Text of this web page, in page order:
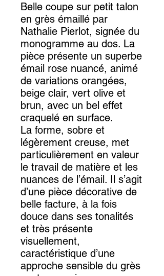
Belle coupe sur petit talon
en grès émaillé par
Nathalie Pierlot, signée du
monogramme au dos. La
pièce présente un superbe
émail rose nuancé, animé
de variations orangées,
beige clair, vert olive et
brun, avec un bel effet
craquelé en surface.
La forme, sobre et
légèrement creuse, met
particulièrement en valeur
le travail de matière et les
nuances de l’émail. Il s’agit
d’une pièce décorative de
belle facture, à la fois
douce dans ses tonalités
et très présente
visuellement,
caractéristique d’une
approche sensible du grès